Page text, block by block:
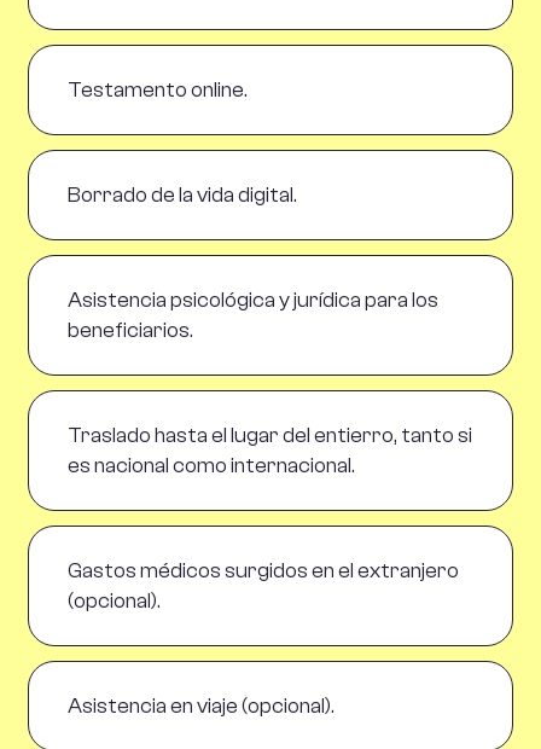
Testamento online.
Borrado de la vida digital.
Asistencia psicológica y jurídica para los
beneficiarios.
Traslado hasta el lugar del entierro, tanto si
es nacional como internacional.
Gastos médicos surgidos en el extranjero
(opcional).
Asistencia en viaje (opcional).